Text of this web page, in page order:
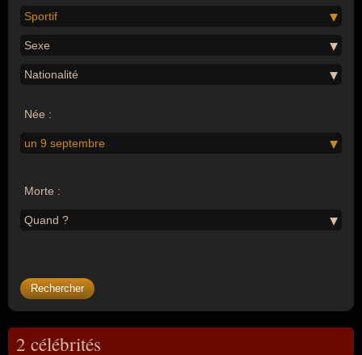
Sportif
Sexe
Nationalité
Née :
un 9 septembre
Morte :
Quand ?
2 célébrités